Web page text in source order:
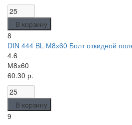
В корзину
8
DIN 444 BL М8х60 Болт откидной
4.6
М8х60
60.30 р.
В корзину
9